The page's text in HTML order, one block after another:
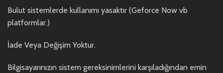
Bulut sistemlerde kullanımı yasaktır (Geforce Now vb
platformlar.)
İade Veya Değişim Yoktur.
Bilgisayarınızın sistem gereksinimlerini karşıladığından emin